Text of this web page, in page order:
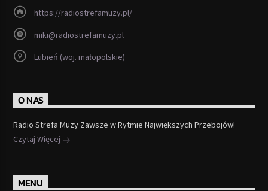
https://radiostrefamuzy.pl/
miki@radiostrefamuzy.pl
Lubień (woj. małopolskie)
O NAS
Radio Strefa Muzy Zawsze w Rytmie Największych Przebojów!
Czytaj Więcej
MENU